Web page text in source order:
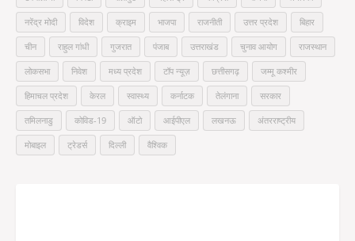
नरेंद्र मोदी विदेश क्राइम भाजपा राजनीती उत्तर प्रदेश बिहार
चीन राहुल गांधी गुजरात पंजाब उत्तराखंड चुनाव आयोग राजस्थान
लोकसभा निवेश मध्य प्रदेश टॉप न्यूज़ छत्तीसगढ़ जम्मू कश्मीर
हिमाचल प्रदेश केरल स्वास्थ्य कर्नाटक तेलंगाना सरकार
तमिलनाडु कोविड-19 ऑटो आईपीएल लखनऊ अंतरराष्ट्रीय
मोबाइल ट्रेडर्स दिल्ली वैश्विक